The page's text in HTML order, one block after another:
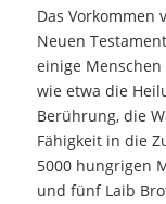
Das Vorkommen
Neuen
einige
wie etwa die
Berührung, die
Fähigkeit in die
5000 hungrigen
und fünf Laib